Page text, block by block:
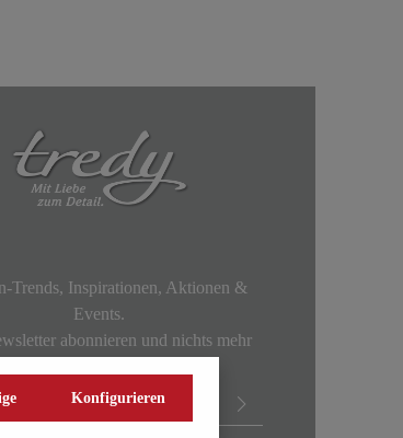
Trends, Inspirationen, Aktionen &
Events.
abonnieren und nichts mehr
Konfigurieren